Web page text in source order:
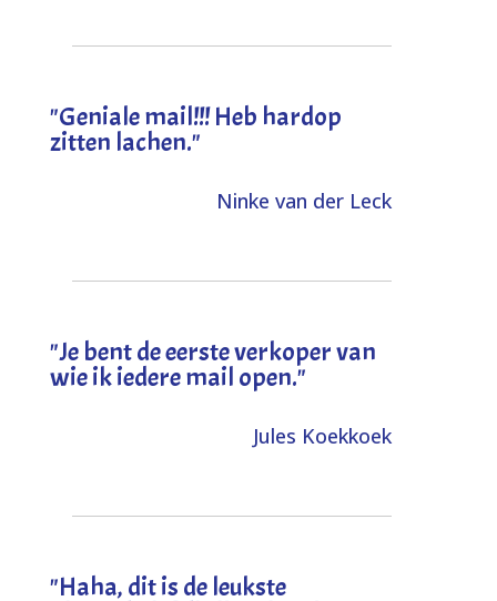
"Geniale mail!!! Heb hardop
zitten lachen."
Ninke van der Leck
"Je bent de eerste verkoper van
wie ik iedere mail open."
Jules Koekkoek
"Haha, dit is de leukste